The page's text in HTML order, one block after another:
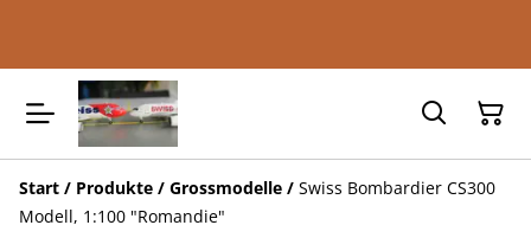
Start / Produkte / Grossmodelle / Swiss Bombardier CS300
Modell, 1:100 "Romandie"